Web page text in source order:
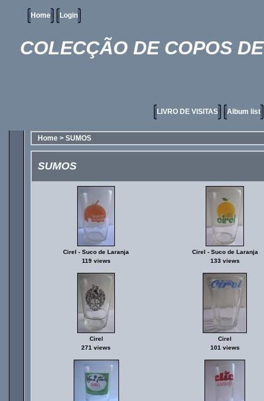
Home Login
COLECÇÃO DE COPOS
LIVRO DE VISITAS Album list
Home > SUMOS
SUMOS
Cirel - Suco de Laranja
119 views
Cirel - Suco de Laranja
133 views
Cirel
271 views
Cirel
101 views